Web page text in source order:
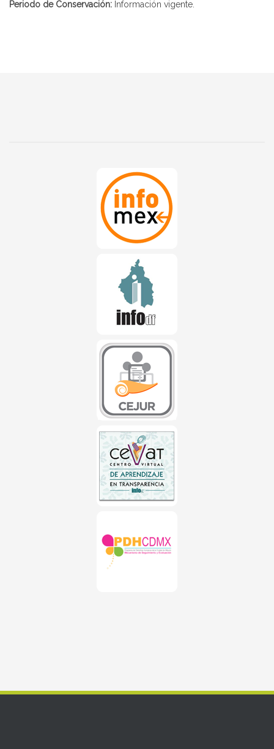
Periodo de Conservación: Información vigente.